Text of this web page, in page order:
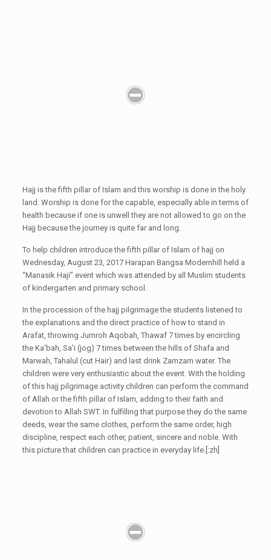
Hajj is the fifth pillar of Islam and this worship is done in the holy
land. Worship is done for the capable, especially able in terms of
health because if one is unwell they are not allowed to go on the
Hajj because the journey is quite far and long.
To help children introduce the fifth pillar of Islam of hajj on
Wednesday, August 23, 2017 Harapan Bangsa Modernhill held a
“Manasik Haji” event which was attended by all Muslim students
of kindergarten and primary school.
In the procession of the hajj pilgrimage the students listened to
the explanations and the direct practice of how to stand in
Arafat, throwing Jumroh Aqobah, Thawaf 7 times by encircling
the Ka'bah, Sa'i (jog) 7 times between the hills of Shafa and
Marwah, Tahalul (cut Hair) and last drink Zamzam water. The
children were very enthusiastic about the event. With the holding
of this hajj pilgrimage activity children can perform the command
of Allah or the fifth pillar of Islam, adding to their faith and
devotion to Allah SWT. In fulfilling that purpose they do the same
deeds, wear the same clothes, perform the same order, high
discipline, respect each other, patient, sincere and noble. With
this picture that children can practice in everyday life.[:zh]